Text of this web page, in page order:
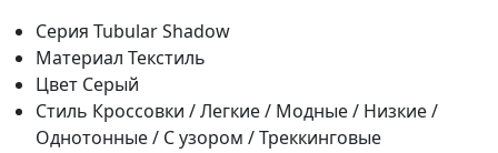
Серия Tubular Shadow
Материал Текстиль
Цвет Серый
Стиль Кроссовки / Легкие / Модные / Низкие /
Однотонные / С узором / Треккинговые